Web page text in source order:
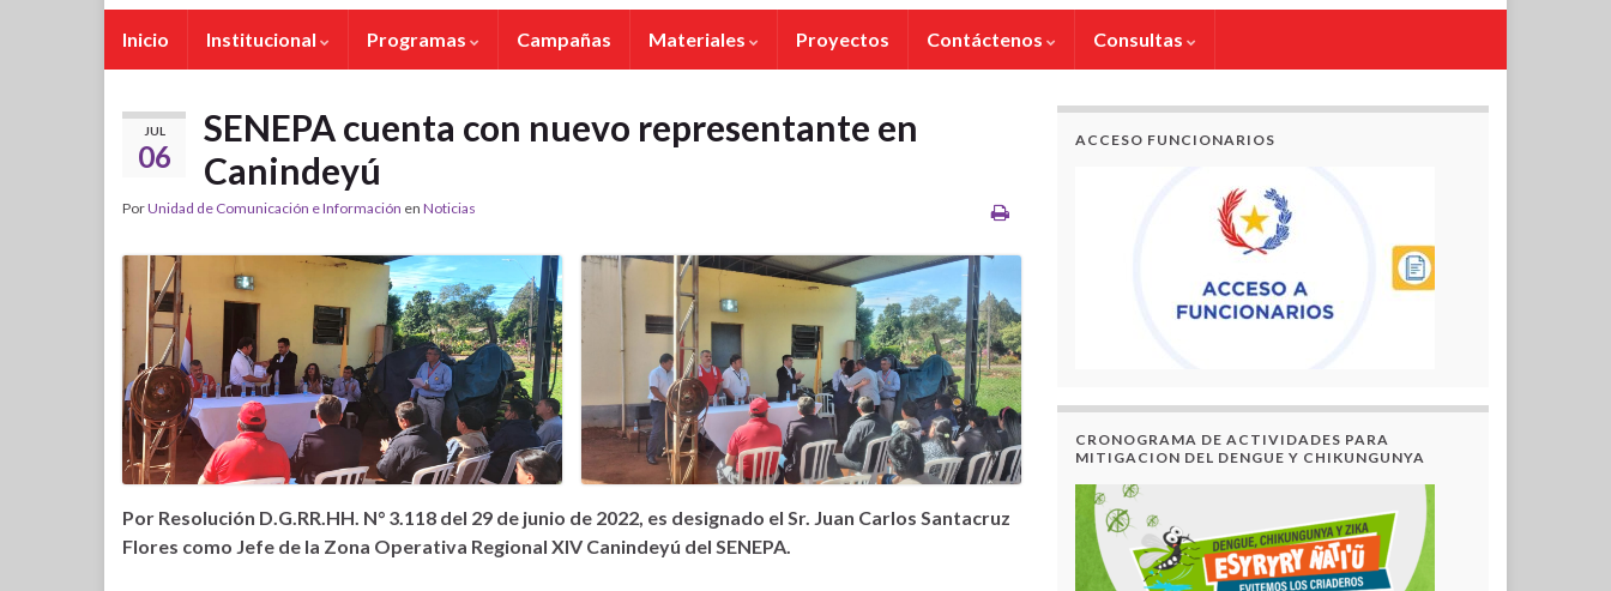
Inicio Institucional Programas Campañas Materiales Proyectos Contáctenos Consultas
JUL
06
SENEPA cuenta con nuevo representante en
Canindeyú
PorUnidad de Comunicación e Información en Noticias
Por Resolución D.G.RR.HH. N° 3.118 del 29 de junio de 2022, es designado el Sr. Juan Carlos Santacruz
Flores como Jefe de la Zona Operativa Regional XIV Canindeyú del SENEPA.
ACCESO FUNCIONARIOS
CRONOGRAMA DE ACTIVIDADES PARA
MITIGACION DEL DENGUE Y CHIKUNGUNYA